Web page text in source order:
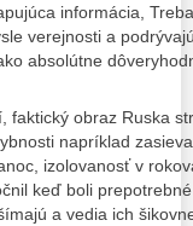
informácia,
verejnosti a
absolútne
obraz Ruska
napríklad
izolovanosť v
keď boli
a vedia ich